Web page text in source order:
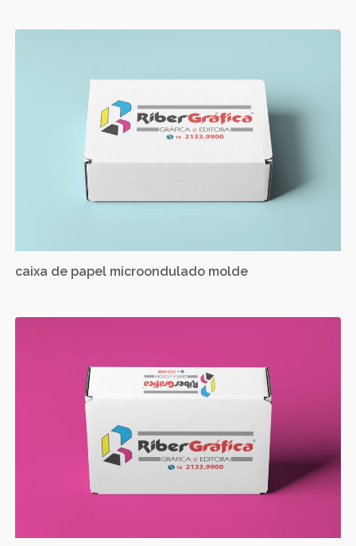
caixa de papel microondulado molde